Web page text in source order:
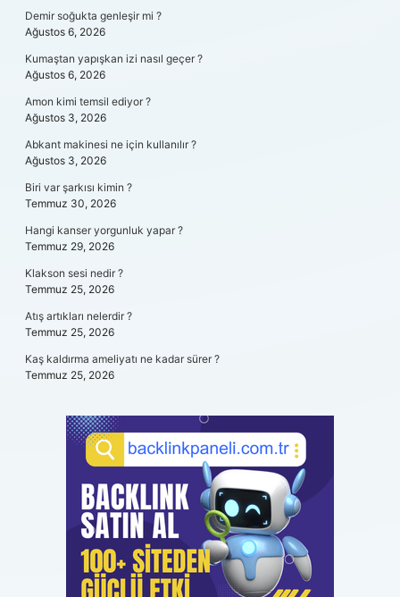
Demir soğukta genleşir mi ?
Ağustos 6, 2026
Kumaştan yapışkan izi nasıl geçer ?
Ağustos 6, 2026
Amon kimi temsil ediyor ?
Ağustos 3, 2026
Abkant makinesi ne için kullanılır ?
Ağustos 3, 2026
Biri var şarkısı kimin ?
Temmuz 30, 2026
Hangi kanser yorgunluk yapar ?
Temmuz 29, 2026
Klakson sesi nedir ?
Temmuz 25, 2026
Atış artıkları nelerdir ?
Temmuz 25, 2026
Kaş kaldırma ameliyatı ne kadar sürer ?
Temmuz 25, 2026